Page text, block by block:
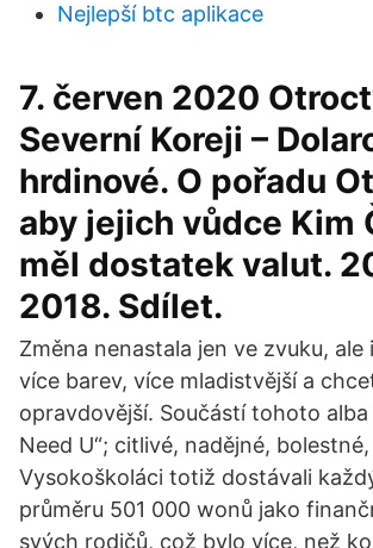
Nejlepší btc aplikace
7. červen 2020
Severní Koreji –
hrdinové. O pořadu
aby jejich vůdce Kim
měl dostatek valut.
2018. Sdílet.
Změna nenastala jen ve zvuku, ale
více barev, více mladistvější a
opravdovější. Součástí tohoto alba
Need U“; citlivé, nadějné,
Vysokoškoláci totiž dostávali
průměru 501 000 wonů jako
svých rodičů, což bylo více, než